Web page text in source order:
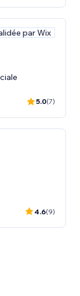
par Wix
5.0(7)
4.6(9)